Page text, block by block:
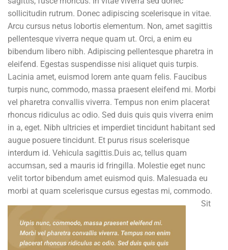
sollicitudin rutrum. Donec adipiscing scelerisque in vitae.
Arcu cursus netus lobortis elementum. Non, amet sagittis
pellentesque viverra neque quam ut. Orci, a enim eu
bibendum libero nibh. Adipiscing pellentesque pharetra in
eleifend. Egestas suspendisse nisi aliquet quis turpis.
Lacinia amet, euismod lorem ante quam felis. Faucibus
turpis nunc, commodo, massa praesent eleifend mi. Morbi
vel pharetra convallis viverra. Tempus non enim placerat
rhoncus ridiculus ac odio. Sed duis quis quis viverra enim
in a, eget. Nibh ultricies et imperdiet tincidunt habitant sed
augue posuere tincidunt. Et purus risus scelerisque
interdum id. Vehicula sagittis.Duis ac, tellus quam
accumsan, sed a mauris id fringilla. Molestie eget nunc
velit tortor bibendum amet euismod quis. Malesuada eu
morbi at quam scelerisque cursus egestas mi, commodo.
Sit